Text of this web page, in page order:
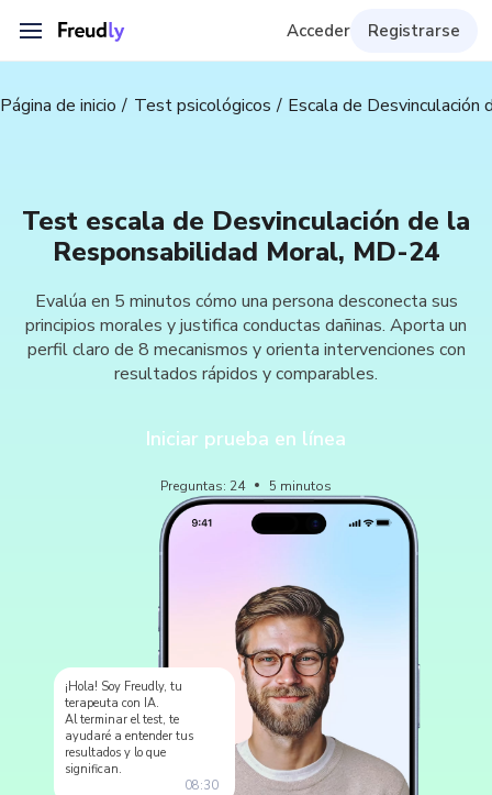
Acceder Registrarse
Página de inicio Test psicológicos Escala de
Test escala de Desvinculación de la
Responsabilidad Moral, MD-24
Evalúa en 5 minutos cómo una persona desconecta sus
principios morales y justifica conductas dañinas. Aporta un
perfil claro de 8 mecanismos y orienta intervenciones con
resultados rápidos y comparables.
Iniciar prueba en línea
Preguntas: 24 5 minutos
¡Hola! Soy Freudly, tu
terapeuta con IA.
Al terminar el test, te
ayudaré a entender tus
resultados y lo que
significan.
08:30